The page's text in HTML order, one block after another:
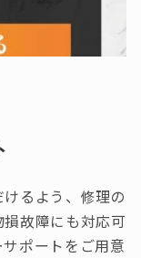
るよう、修理の
故障にも対応可
ポートをご用意